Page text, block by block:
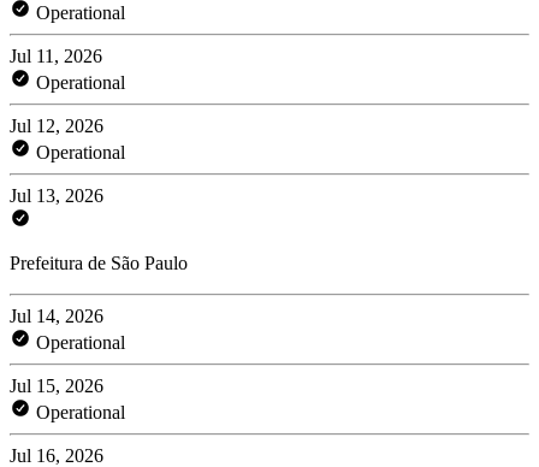
Operational
Jul 11, 2026
Operational
Jul 12, 2026
Operational
Jul 13, 2026
Prefeitura de São Paulo
Jul 14, 2026
Operational
Jul 15, 2026
Operational
Jul 16, 2026